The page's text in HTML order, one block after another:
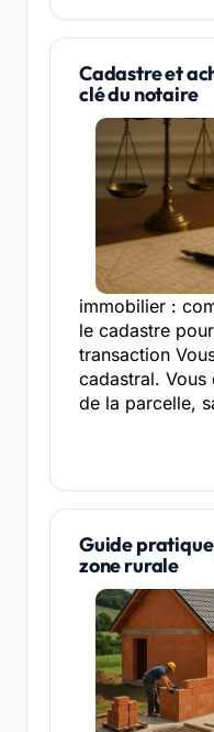
Cadastre et
clé du notaire
immobilier :
le cadastre
transaction
cadastral. Vous
de la parcelle,
Guide
zone rurale